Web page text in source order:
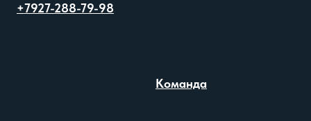
+7927-288-79-98
Команда